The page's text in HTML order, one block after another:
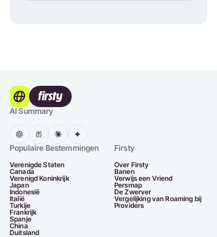
AI Summary
Populaire Bestemmingen
Verenigde Staten
Canada
Verenigd Koninkrijk
Japan
Indonesië
Italië
Turkije
Frankrijk
Spanje
China
Duitsland
Firsty
Over Firsty
Banen
Verwijs een Vriend
Persmap
De Zwerver
Vergelijking van Roaming bij
Providers